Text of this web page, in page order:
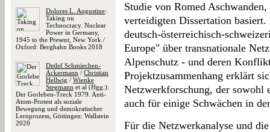
Dolores L. Augustine:
Taking on
Technocracy. Nuclear
Power in Germany,
1945 to the Present, New York /
Oxford: Berghahn Books 2018
Detlef Schmiechen-
Ackermann / Christian
Hellwig / Wienke
Stegmann et al (Hgg.):
Der Gorleben-Treck 1979. Anti-
Atom-Protest als soziale
Bewegung und demokratischer
Lernprozess, Göttingen: Wallstein
2020
Studie von Romed
verteidigten Dissertation basiert.
deutsch-österreichisch-
Europe" über transnationale
Alpenschutz - und deren
Projektzusammenhang erklärt
Netzwerkforschung, der sowohl
auch für einige Schwächen in
Für die Netzwerkanalyse und